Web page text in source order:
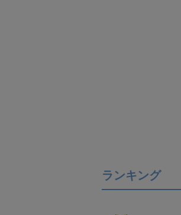
ランキング